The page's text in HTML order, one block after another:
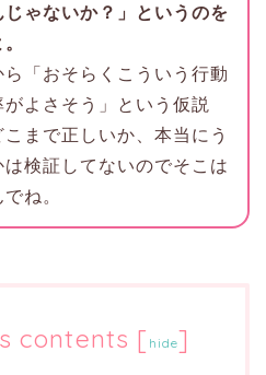
じゃないか？」というのを
「おそらくこういう行動
がよさそう」という仮説
まで正しいか、本当にう
は検証してないのでそこは
ね。
contents [ hide]